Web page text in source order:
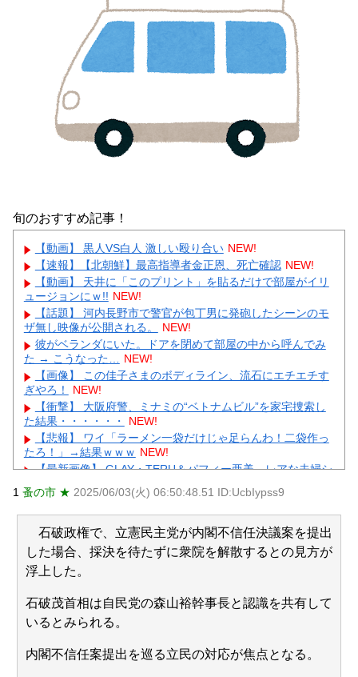
旬のおすすめ記事！
【動画】 黒人VS白人 激しい殴り合い NEW!
【速報】【北朝鮮】最高指導者金正恩、死亡確認 NEW!
【動画】 天井に「このプリント」を貼るだけで部屋がイリ
ュージョンにｗ!! NEW!
【話題】 河内長野市で警官が包丁男に発砲したシーンのモ
ザ無し映像が公開される。
NEW!
彼がベランダにいた。ドアを閉めて部屋の中から呼んでみ
た → こうなった… NEW!
【画像】 この佳子さまのボディライン、流石にエチエチす
ぎやろ！
NEW!
【衝撃】 大阪府警、ミナミの“ベトナムビル”を家宅捜索し
た結果・・・・・・
NEW!
【悲報】 ワイ「ラーメン一袋だけじゃ足らんわ！二袋作っ
たろ！」→結果ｗｗｗ NEW!
【最新画像】 GLAY・TERU＆パフィー亜美、レアな夫婦シ
ョットを公開してしまう！
【極旨牛鉄板】 吉野家のステーキ定食1500円、ガチで美味
そうｗｗｗ NEW!
【物議】水川かたまりの授乳姿に“子育て警察”出動→ガル民
「私も足組んでた」大合唱ｗｗｗ NEW!
【物議】小原ブラス『若作りは痛い』発言にガル民激怒→
アラフォー本音噴出ｗｗｗ
元AKB社長、22億円申告漏れ 乃木坂46運営会社の株式を
パチンコ京楽産業に譲渡【ノース・リバー】【窪田康志】
元AKB社長、22億円申告漏れ 乃木坂46運営会社の株式を
1 蚤の市 ★ 2025/06/03(火) 06:50:48.51 ID:UcbIypss9
石破政権で、立憲民主党が内閣不信任決議案を提出
した場合、採決を待たずに衆院を解散するとの見方が
浮上した。
石破茂首相は自民党の森山裕幹事長と認識を共有して
いるとみられる。
内閣不信任案提出を巡る立民の対応が焦点となる。